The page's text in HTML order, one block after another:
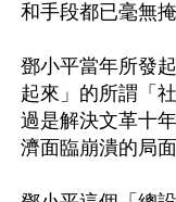
和手段都已毫無
鄧小平當年所發
起來」的所謂「
過是解決文革十
濟面臨崩潰的局面